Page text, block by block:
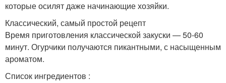
которые осилят даже начинающие хозяйки.
Классический, самый простой рецепт
Время приготовления классической закуски — 50-60
минут. Огурчики получаются пикантными, с насыщенным
ароматом.
Список ингредиентов :